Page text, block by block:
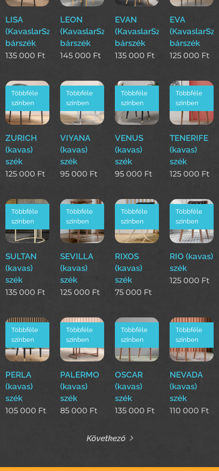
LISA
(KavaslarSzékek)
bárszék
135 000 Ft
LEON
(KavaslarSzékek)
bárszék
145 000 Ft
EVAN
(KavaslarSzékek)
bárszék
135 000 Ft
EVA
bárszék
125 000 Ft
ZURICH
(kavas)
szék
Többféle
színben
125 000 Ft
VIYANA
(kavas)
szék
Többféle
színben
95 000 Ft
VENUS
(kavas)
szék
Többféle
színben
95 000 Ft
TENERIFE
(kavas)
szék
Többféle
színben
125 000 Ft
SULTAN
(kavas)
szék
Többféle
színben
135 000 Ft
SEVILLA
(kavas)
szék
Többféle
színben
125 000 Ft
RIXOS
(kavas)
szék
Többféle
színben
75 000 Ft
RIO (kavas)
szék
Többféle
színben
125 000 Ft
PERLA
(kavas)
szék
Többféle
színben
105 000 Ft
PALERMO
(kavas)
szék
Többféle
színben
85 000 Ft
OSCAR
(kavas)
szék
Többféle
színben
135 000 Ft
NEVADA
(kavas)
szék
Többféle
színben
110 000 Ft
Következő